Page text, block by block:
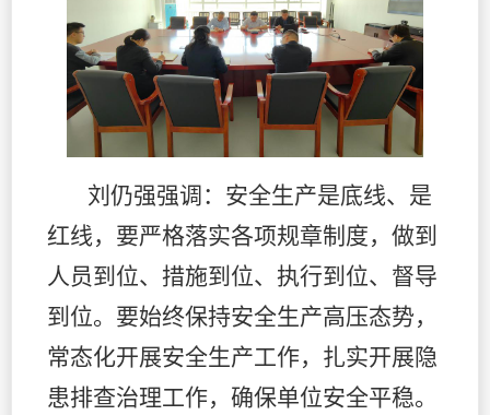
刘仍强强调：安全生产是底线、是
红线，要严格落实各项规章制度，做到
人员到位、措施到位、执行到位、督导
到位。要始终保持安全生产高压态势，
常态化开展安全生产工作，扎实开展隐
患排查治理工作，确保单位安全平稳。